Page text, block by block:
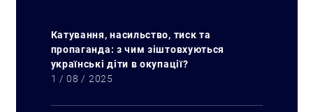
Катування, насильство, тиск та
пропаганда: з чим зіштовхуються
українські діти в окупації?
1 / 08 / 2025